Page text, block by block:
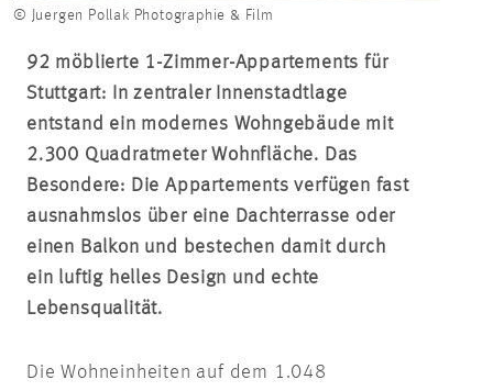
© Juergen Pollak Photographie & Film
92 möblierte 1-Zimmer-Appartements für
Stuttgart: In zentraler Innenstadtlage
entstand ein modernes Wohngebäude mit
2.300 Quadratmeter Wohnfläche. Das
Besondere: Die Appartements verfügen fast
ausnahmslos über eine Dachterrasse oder
einen Balkon und bestechen damit durch
ein luftig helles Design und echte
Lebensqualität.
Die Wohneinheiten auf dem 1.048